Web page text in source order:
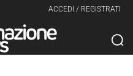
ACCEDI / REGISTRATI